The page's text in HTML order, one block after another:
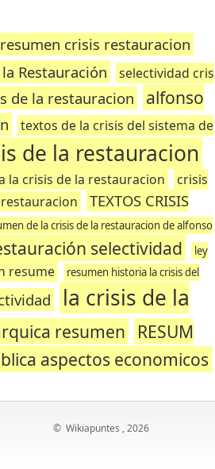
resumen crisis restauracion
Restauración
selectividad cris
de la restauracion
alfonso
textos de la crisis del sistema de
de la restauracion
la crisis de la restauracion
crisis
TEXTOS CRISIS
de la crisis de la restauracion de alfonso
selectividad
ley
resume resumen historia la crisis del
la crisis de la
resumen
RESUM
aspectos economicos
© Wikiapuntes , 2026